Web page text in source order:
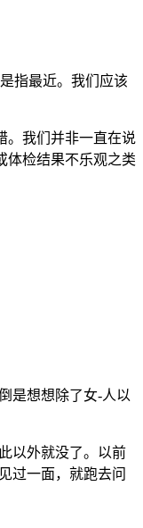
指最近。我们应该
。我们并非一直在说
体检结果不乐观之类
是想想除了女-人以
以外就没了。以前
过一面，就跑去问